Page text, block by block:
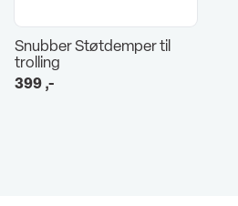
Snubber Støtdemper til
trolling
399,-